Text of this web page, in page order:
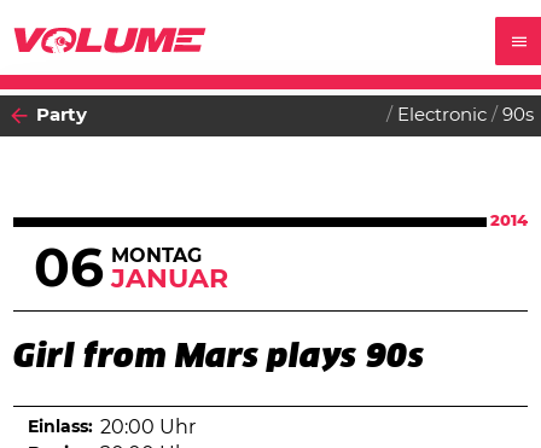
Party Electronic 90s
2014
06 MONTAG
JANUAR
Girl from Mars plays 90s
Einlass: 20:00 Uhr